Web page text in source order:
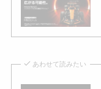
あわせて読みたい